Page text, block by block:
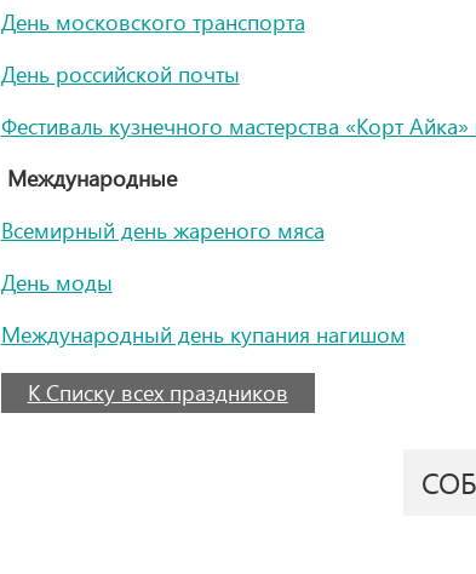
День московского транспорта
День российской почты
Фестиваль кузнечного мастерства «Корт
Международные
Всемирный день жареного мяса
День моды
Международный день купания нагишом
К Списку всех праздников